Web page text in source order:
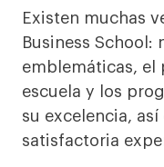
Existen muchas
Business School:
emblemáticas, el
escuela y los
su excelencia,
satisfactoria